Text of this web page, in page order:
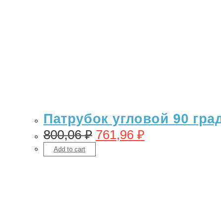
Патрубок угловой 90
800,06₽ 761,96 ₽
Add to cart